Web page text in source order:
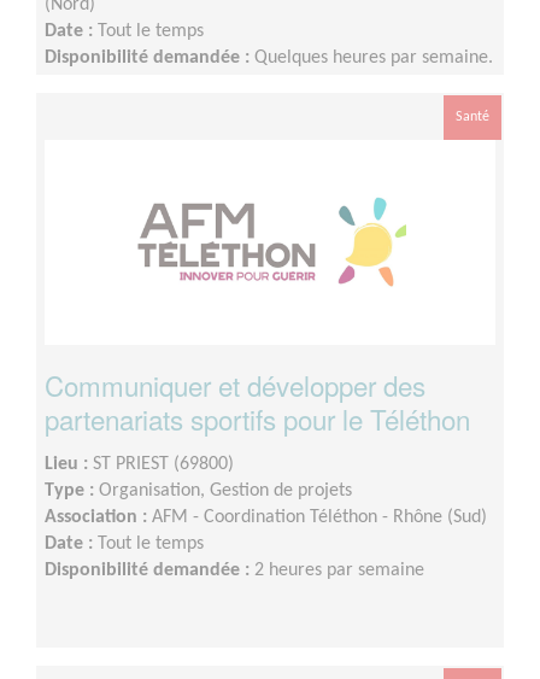
(Nord)
Date :
Tout le temps
Disponibilité demandée : Quelques heures par semaine.
Santé
Communiquer et développer des
partenariats sportifs pour le Téléthon
Lieu : ST PRIEST (69800)
Type : Organisation, Gestion de projets
Association : AFM - Coordination Téléthon - Rhône (Sud)
Date :
Tout le temps
Disponibilité demandée : 2 heures par semaine